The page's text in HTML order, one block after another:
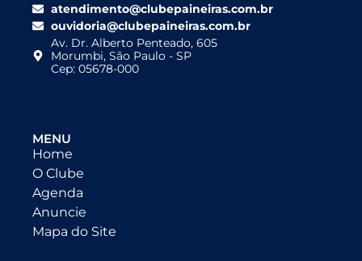
atendimento@clubepaineiras.com.br
ouvidoria@clubepaineiras.com.br
Av. Dr. Alberto Penteado, 605
Morumbi, São Paulo - SP
Cep: 05678-000
MENU
Home
O Clube
Agenda
Anuncie
Mapa do Site